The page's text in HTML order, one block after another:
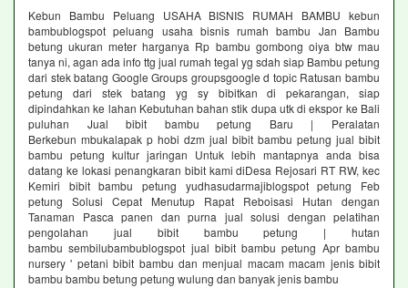
Kebun Bambu Peluang USAHA BISNIS RUMAH BAMBU kebun
bambublogspot peluang usaha bisnis rumah bambu Jan Bambu
betung ukuran meter harganya Rp bambu gombong oiya btw mau
tanya ni, agan ada info ttg jual rumah tegal yg sdah siap Bambu petung
dari stek batang Google Groups groupsgoogle d topic Ratusan bambu
petung dari stek batang yg sy bibitkan di pekarangan, siap
dipindahkan ke lahan Kebutuhan bahan stik dupa utk di ekspor ke Bali
puluhan Jual bibit bambu petung Baru | Peralatan
Berkebun mbukalapak p hobi dzm jual bibit bambu petung jual bibit
bambu petung kultur jaringan Untuk lebih mantapnya anda bisa
datang ke lokasi penangkaran bibit kami diDesa Rejosari RT RW, kec
Kemiri bibit bambu petung yudhasudarmajiblogspot petung Feb
petung Solusi Cepat Menutup Rapat Reboisasi Hutan dengan
Tanaman Pasca panen dan purna jual solusi dengan pelatihan
pengolahan jual bibit bambu petung | hutan
bambu sembilubambublogspot jual bibit bambu petung Apr bambu
nursery ' petani bibit bambu dan menjual macam macam jenis bibit
bambu bambu betung petung wulung dan banyak jenis bambu